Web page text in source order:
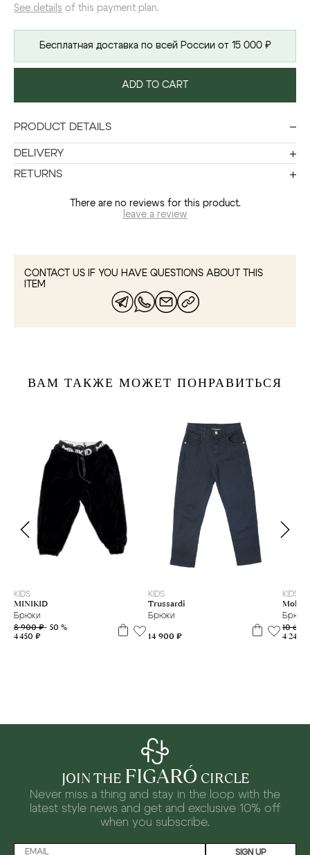
See details of this payment plan.
Бесплатная доставка по всей России от 15 000 ₽
ADD TO CART
PRODUCT DETAILS
DELIVERY
RETURNS
There are no reviews for this product.
leave a review
CONTACT US IF YOU HAVE QUESTIONS ABOUT THIS
ITEM
ВАМ ТАКЖЕ МОЖЕТ ПОНРАВИТЬСЯ
KIDS
MINIKID
Брюки
8 900 ₽- 50 %
4 450 ₽
6 л 16 л
KIDS
Trussardi
Брюки
14 900 ₽
KIDS
Molo
Брюки
10
4 240 ₽
JOIN THE FIGARÓ CIRCLE
Never miss a thing and stay in the loop with the
latest style news and get and exclusive 10% off
when you subscribe.
SIGN UP